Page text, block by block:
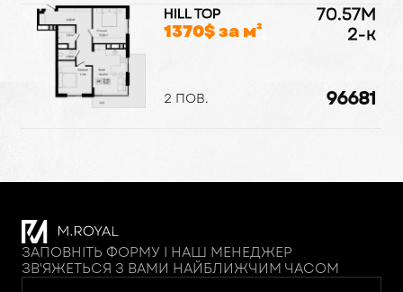
HILL TOP
1370$ за м²
70.57M
2-к
2 ПОВ. 96681
ЗАПОВНІТЬ ФОРМУ І НАШ МЕНЕДЖЕР
ЗВ'ЯЖЕТЬСЯ З ВАМИ НАЙБЛИЖЧИМ ЧАСОМ